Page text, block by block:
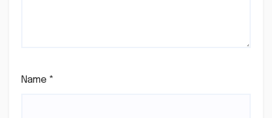
Name *